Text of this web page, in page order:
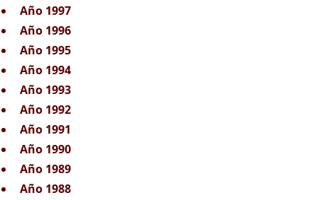
Año 1997
Año 1996
Año 1995
Año 1994
Año 1993
Año 1992
Año 1991
Año 1990
Año 1989
Año 1988